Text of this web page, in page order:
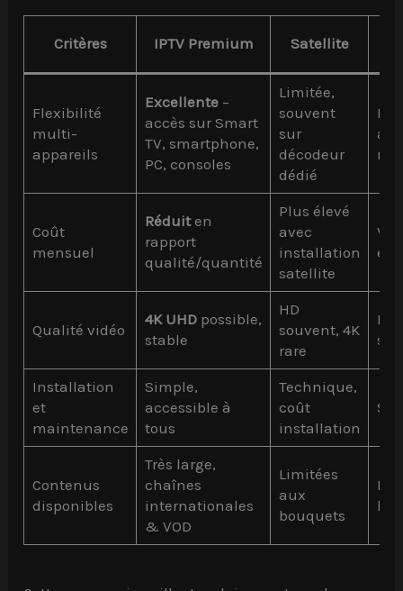
Critères IPTV Premium Satellite
Flexibilité
multi-
appareils
Excellente–
accès sur Smart
TV, smartphone,
PC, consoles
Limitée,
souvent
sur
décodeur
dédié
Coût
mensuel
Réduiten
rapport
qualité/quantité
Plus élevé
avec
installation
satellite
et
Qualité vidéo
4K UHDpossible,
stable
HD
souvent, 4K
rare
HD
Installation
et
maintenance
Simple,
accessible à
tous
Technique,
coût
installation
Contenus
disponibles
Très large,
chaînes
internationales
& VOD
Limitées
aux
bouquets